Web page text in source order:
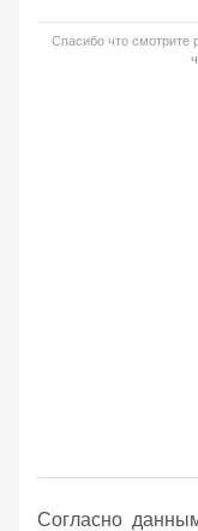
Спасибо что смотрите
Согласно